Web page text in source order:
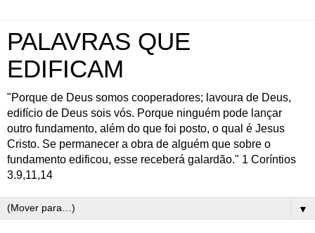
PALAVRAS QUE
EDIFICAM
"Porque de Deus somos cooperadores; lavoura de Deus,
edifício de Deus sois vós. Porque ninguém pode lançar
outro fundamento, além do que foi posto, o qual é Jesus
Cristo. Se permanecer a obra de alguém que sobre o
fundamento edificou, esse receberá galardão." 1 Coríntios
3.9,11,14
▼